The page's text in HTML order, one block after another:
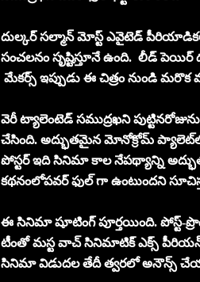
దుల్కర్ సల్మాన్ మోస్ట్ ఎవైటెడ్ పీరియాడికల్
సంచలనం సృష్టిస్తూనే ఉంది. లీడ్ పెయిర్
మేకర్స్ ఇప్పుడు ఈ చిత్రం నుండి
వెరీ ట్యాలెంటెడ్ సముద్రఖని
చేసింది. అద్భుతమైన మోనోక్రోమ్
పోస్టర్ ఇది సినిమా కాల నేపథ్యాన్ని
కథనంలోపవర్ ఫుల్ గా ఉంటుందని
ఈ సినిమా షూటింగ్ పూర్తయింది. పోస్ట్-
టీంతో మస్ట వాచ్ సినిమాటిక్ ఎక్స్
సినిమా విడుదల తేదీ త్వరలో అనౌన్స్